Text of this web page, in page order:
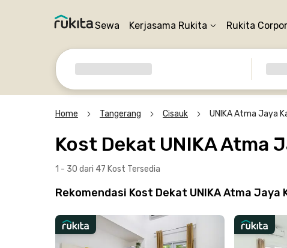
Sewa Kerjasama Rukita Rukita
Home Tangerang Cisauk UNIKA Atma Jaya
Kost Dekat UNIKA Atma
1 - 30 dari 47 Kost Tersedia
Rekomendasi Kost Dekat UNIKA Atma